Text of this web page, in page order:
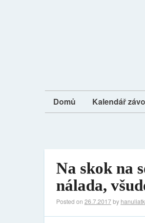
Domů Kalendář
Na skok na
nálada,
Posted on 26.7.2017by